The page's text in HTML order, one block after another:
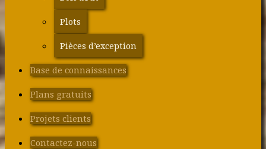
Plots
Pièces d’exception
Base de connaissances
Plans gratuits
Projets clients
Contactez-nous